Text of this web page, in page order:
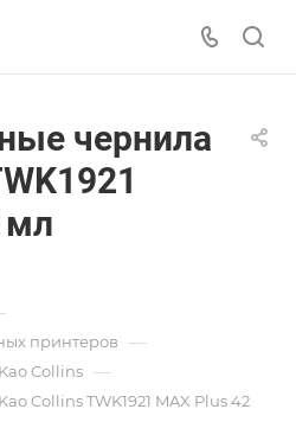
чернила
мл
принтеров —
Collins —
Collins TWK1921 MAX Plus 42